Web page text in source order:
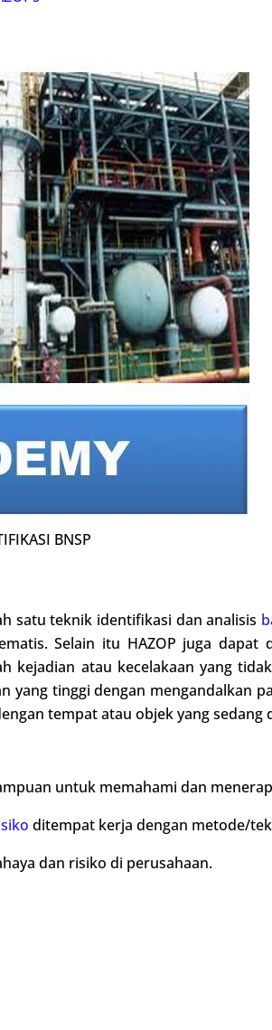
BNSP
satu teknik identifikasi dan analisis
Selain itu HAZOP juga dapat
atau kecelakaan yang
tinggi dengan mengandalkan
tempat atau objek yang sedang
untuk memahami dan
ditempat kerja dengan metode/
dan risiko di perusahaan.